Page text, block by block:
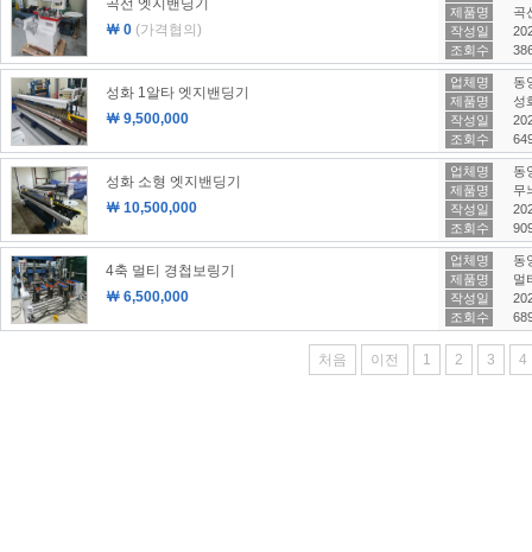
곡선 엣지밴딩기
￦ 0 (가격협의)
제품명
곡
작성일
조회수
성화 1알타 엣지밴딩기
￦ 9,500,000
업체명
동
제품명
성
작성일
조회수
성화 소형 엣지밴딩기
￦ 10,500,000
업체명
동
제품명
무
작성일
조회수
4축 멀티 경첩보링기
￦ 6,500,000
업체명
동
제품명
멀
작성일
조회수
처음 이전 1 2 3 4